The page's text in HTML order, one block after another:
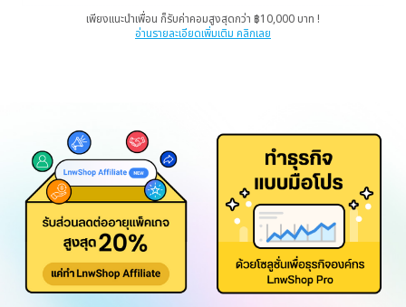
เพียงแนะนำเพื่อน ก็รับค่าคอมสูงสุดกว่า ฿10,000 บาท !
อ่านรายละเอียดเพิ่มเติม คลิกเลย